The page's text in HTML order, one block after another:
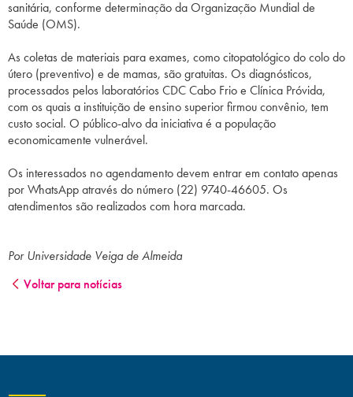
sanitária, conforme determinação da Organização Mundial de
Saúde (OMS).
As coletas de materiais para exames, como citopatológico do colo do
útero (preventivo) e de mamas, são gratuitas. Os diagnósticos,
processados pelos laboratórios CDC Cabo Frio e Clínica Próvida,
com os quais a instituição de ensino superior firmou convênio, tem
custo social. O público-alvo da iniciativa é a população
economicamente vulnerável.
Os interessados no agendamento devem entrar em contato apenas
por WhatsApp através do número (22) 9740-46605. Os
atendimentos são realizados com hora marcada.
Por Universidade Veiga de Almeida
Voltar para notícias